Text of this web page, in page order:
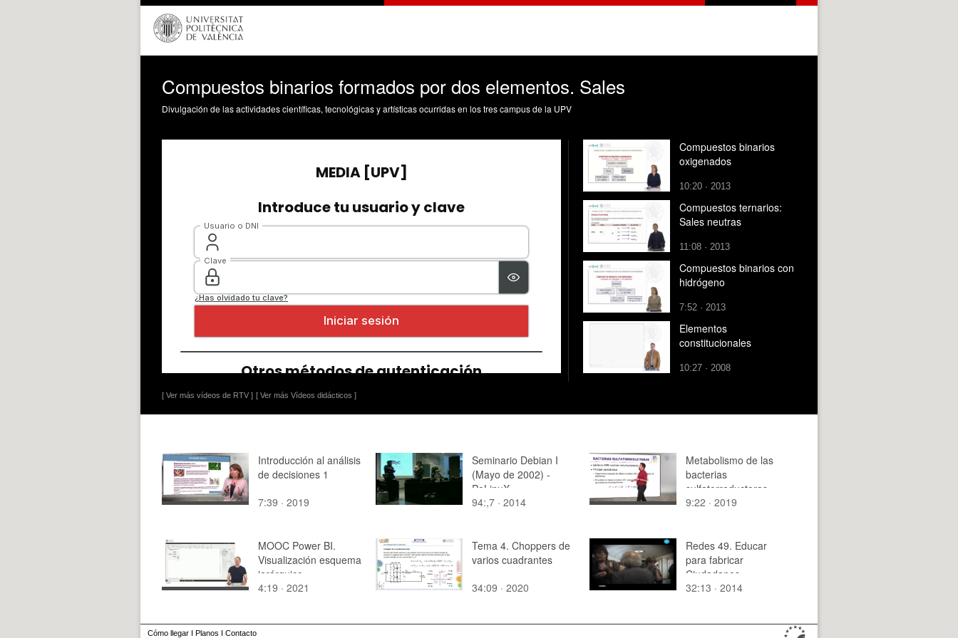
Compuestos binarios formados por dos elementos. Sales
Divulgación de las actividades científicas, tecnológicas y artísticas ocurridas en los tres campus de la UPV
[ Ver más vídeos de RTV ] [ Ver más Vídeos didácticos ]
Compuestos binarios
oxigenados
10:20 · 2013
Compuestos ternarios:
Sales neutras
11:08 · 2013
Compuestos binarios con
hidrógeno
7:52 · 2013
Elementos
constitucionales
10:27 · 2008
Introducción al análisis
de decisiones 1
7:39 · 2019
Seminario Debian I
(Mayo de 2002) -
PoLinuX
94:,7 · 2014
Metabolismo de las
bacterias
sulfatorreductoras
9:22 · 2019
MOOC Power BI.
Visualización esquema
jerárquico
4:19 · 2021
Tema 4. Choppers de
varios cuadrantes
34:09 · 2020
Redes 49. Educar
para fabricar
Ciudadanos.
32:13 · 2014
Cómo llegar I Planos I Contacto